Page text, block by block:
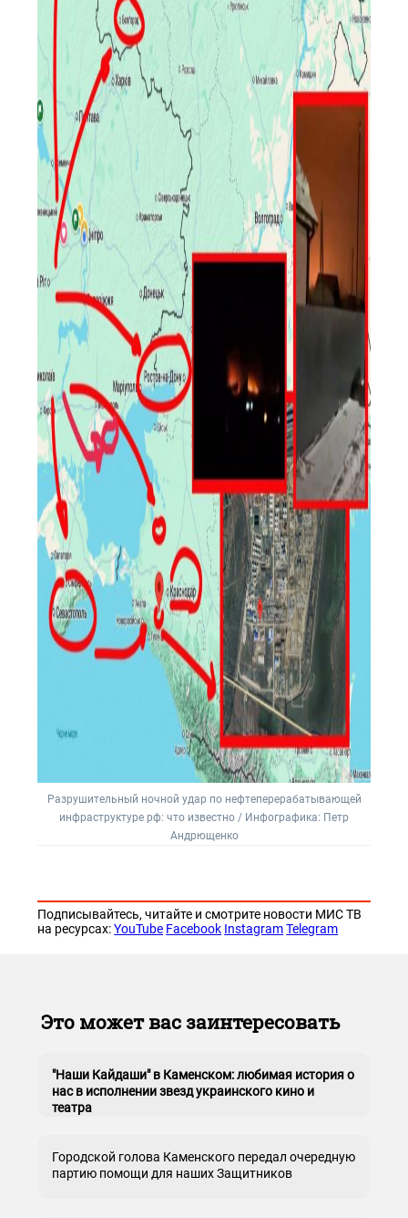
Разрушительный ночной удар по нефтеперерабатывающей
инфраструктуре рф: что известно / Инфографика: Петр
Андрющенко
Подписывайтесь, читайте и смотрите новости МИС ТВ
на ресурсах:YouTube Facebook Instagram Telegram
Это может вас заинтересовать
"Наши Кайдаши" в Каменском: любимая история о
нас в исполнении звезд украинского кино и
театра
Городской голова Каменского передал очередную
партию помощи для наших Защитников